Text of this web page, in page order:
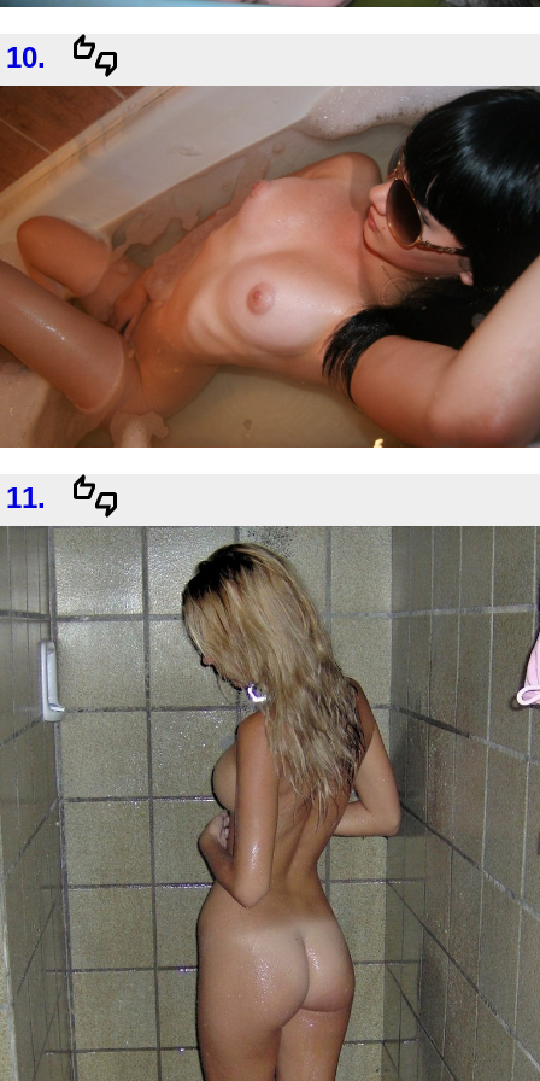
10.
11.